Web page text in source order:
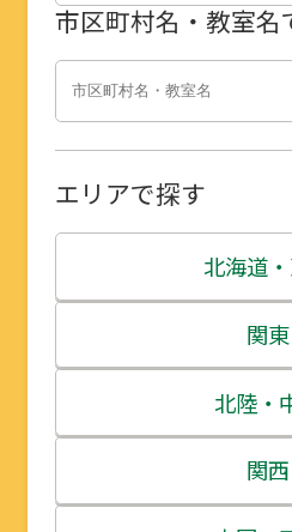
市区町村名・教室名
エリアで探す
北海道
北海道
青森
岩手県
関東
茨城
栃木県
北陸・
新潟県
関西